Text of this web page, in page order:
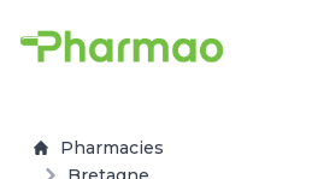
Pharmacies